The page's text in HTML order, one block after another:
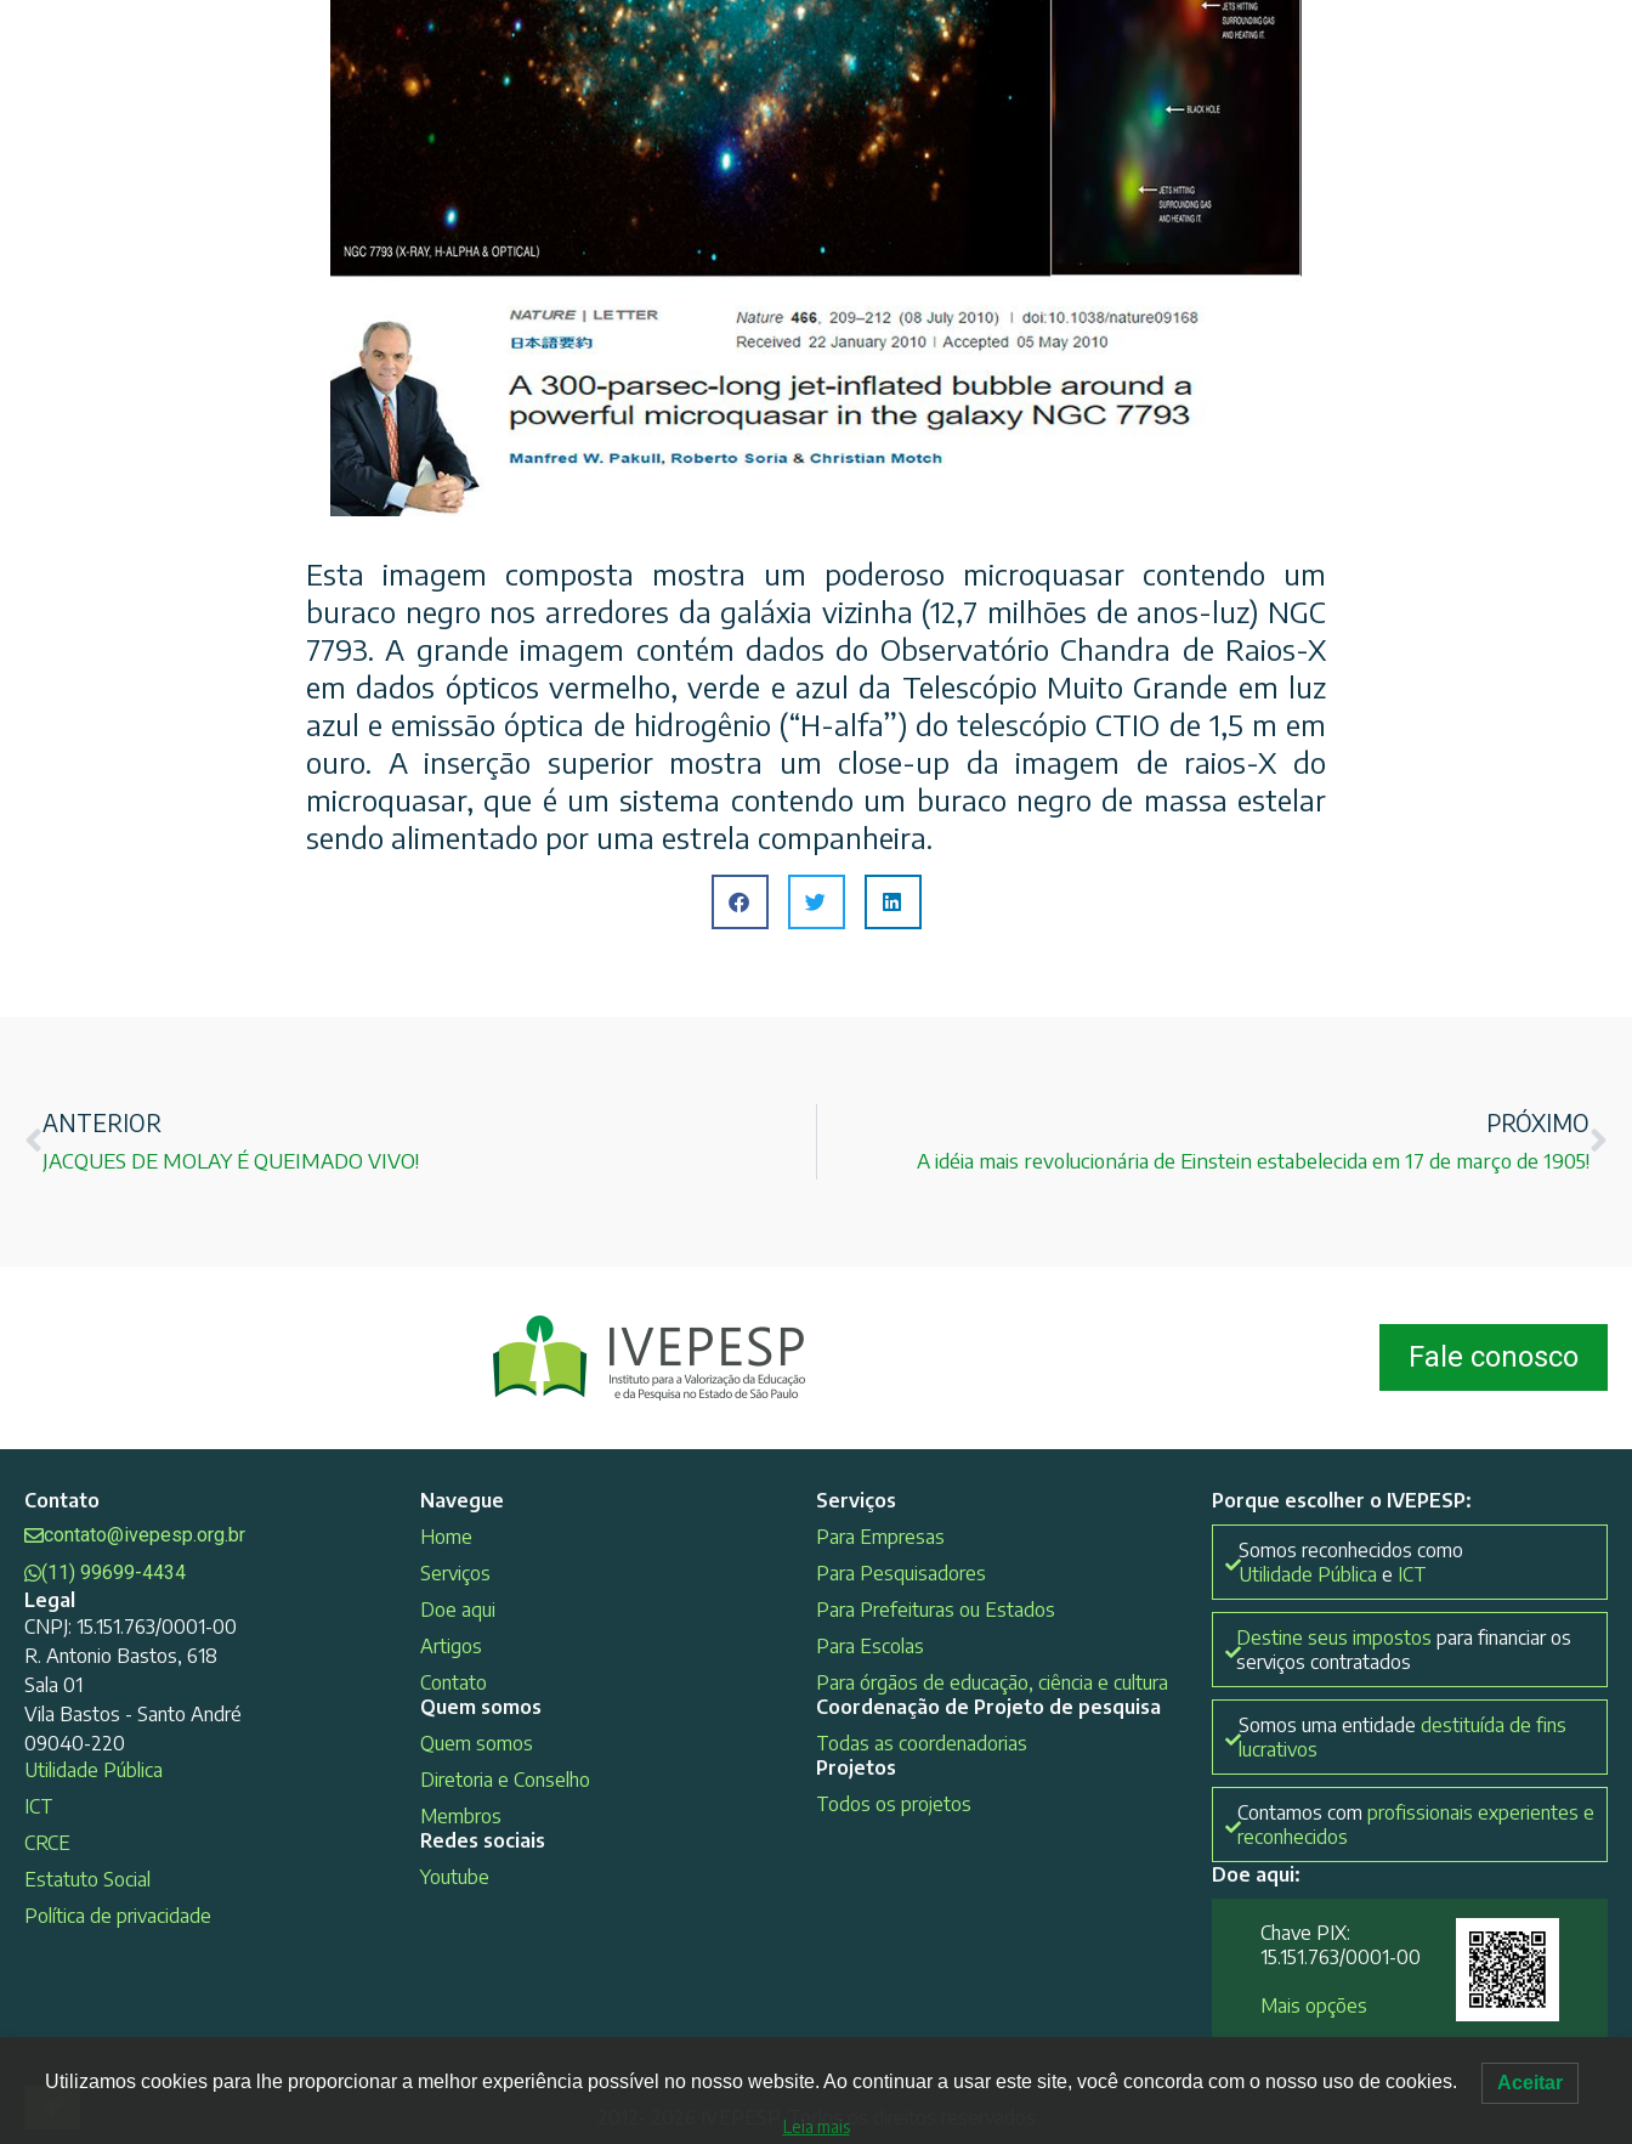
Esta imagem composta mostra um poderoso microquasar contendo um
buraco negro nos arredores da galáxia vizinha (12,7 milhões de anos-luz) NGC
7793. A grande imagem contém dados do Observatório Chandra de Raios-X
em dados ópticos vermelho, verde e azul da Telescópio Muito Grande em luz
azul e emissão óptica de hidrogênio (“H-alfa”) do telescópio CTIO de 1,5 m em
ouro. A inserção superior mostra um close-up da imagem de raios-X do
microquasar, que é um sistema contendo um buraco negro de massa estelar
sendo alimentado por uma estrela companheira.
ANTERIOR
JACQUES DE MOLAY É QUEIMADO VIVO!
PRÓXIMO
A idéia mais revolucionária de Einstein estabelecida em 17 de março de 1905!
Fale conosco
Contato
contato@ivepesp.org.br
(11) 99699-4434
Legal
CNPJ: 15.151.763/0001-00
R. Antonio Bastos, 618
Sala 01
Vila Bastos - Santo André
09040-220
Utilidade Pública
ICT
CRCE
Estatuto Social
Política de privacidade
Navegue
Home
Serviços
Doe aqui
Artigos
Contato
Quem somos
Quem somos
Diretoria e Conselho
Membros
Redes sociais
Youtube
Serviços
Para Empresas
Para Pesquisadores
Para Prefeituras ou Estados
Para Escolas
Para órgãos de educação, ciência e cultura
Coordenação de Projeto de pesquisa
Todas as coordenadorias
Projetos
Todos os projetos
Porque escolher o IVEPESP:
Somos reconhecidos como
Utilidade Pública e ICT
Destine seus impostos para financiar os
serviços contratados
Somos uma entidadedestituída de fins
lucrativos
Contamos com profissionais experientes e
reconhecidos
Doe aqui:
Chave PIX:
15.151.763/0001-00​
Mais opções
2012- 2026 IVEPESP. Todos os direitos reservados
Utilizamos cookies para lhe proporcionar a melhor experiência possível no nosso website. Ao continuar a usar este site, você concorda com o nosso uso de cookies. Aceitar
Leia mais